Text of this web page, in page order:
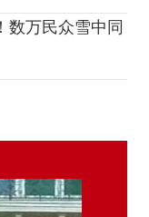
数万民众雪中同